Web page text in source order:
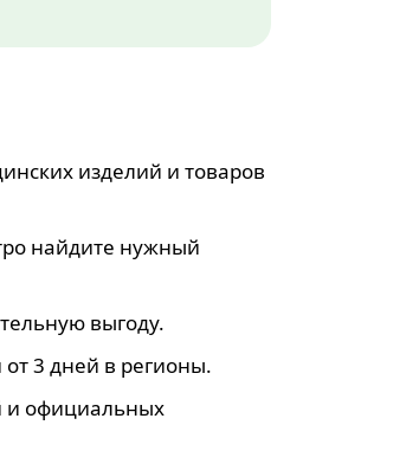
изделий и товаров
найдите нужный
выгоду.
3 дней в регионы.
и официальных